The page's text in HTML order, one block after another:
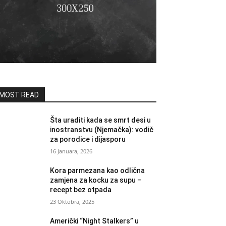
READ
Šta uraditi kada se smrt desi u
inostranstvu (Njemačka): vodič
za porodice i dijasporu
16 Januara, 2026
Kora parmezana kao odlična
zamjena za kocku za supu –
recept bez otpada
23 Oktobra, 2025
Američki “Night Stalkers” u